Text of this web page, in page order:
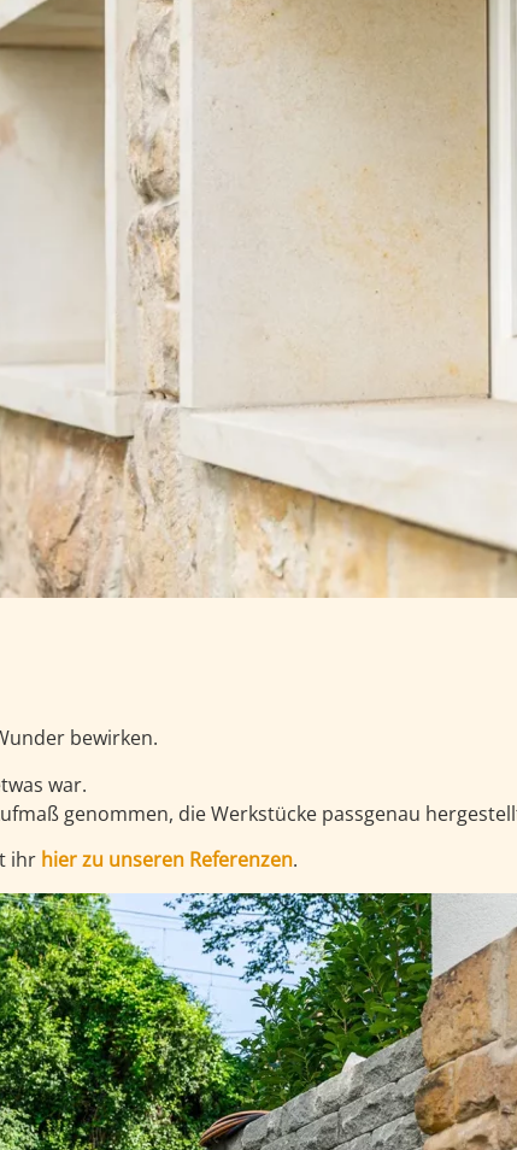
bewirken.
war.
genommen, die Werkstücke passgenau
ihr hier zu unseren Referenzen.